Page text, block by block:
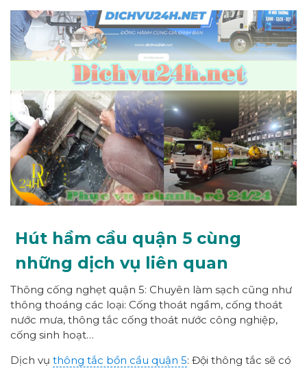
Hút hầm cầu quận 5 cùng
những dịch vụ liên quan
Thông cống nghẹt quận 5: Chuyên làm sạch cũng như
thông thoáng các loại: Cống thoát ngầm, cống thoát
nước mưa, thông tắc cống thoát nước công nghiệp,
cống sinh hoạt…
Dịch vụ thông tắc bồn cầu quận 5: Đội thông tắc sẽ có